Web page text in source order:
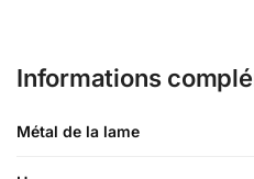
Informations
Métal de la lame